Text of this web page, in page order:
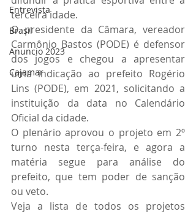
Entrevista
Brasil
Anuncio 2023
Cajamar
terceira idade.
O presidente da Câmara, vereador
Carmônio Bastos (PODE) é defensor
dos jogos e chegou a apresentar
uma indicação ao prefeito Rogério
Lins (PODE), em 2021, solicitando a
instituição da data no Calendário
Oficial da cidade.
O plenário aprovou o projeto em 2º
turno nesta terça-feira, e agora a
matéria segue para análise do
prefeito, que tem poder de sanção
ou veto.
Veja a lista de todos os projetos